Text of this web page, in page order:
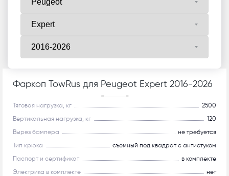
Фаркоп TowRus для Peugeot Expert 2016-2026
С системой антистук!
Тяговая нагрузка, кг 2500
Вертикальная нагрузка, кг 120
Вырез бампера не требуется
Тип крюка съемный под квадрат с антистуком
Паспорт и сертификат в комплекте
Электрика в комплекте нет